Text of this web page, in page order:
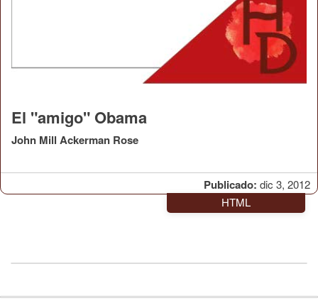
Publicado: dic 3, 2012
El "amigo" Obama
John Mill Ackerman Rose
HTML